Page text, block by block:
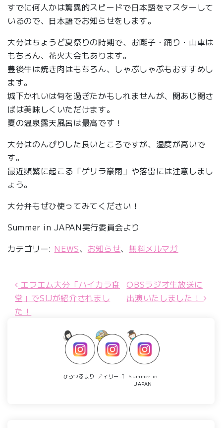
すでに何人かは驚異的スピードで日本語をマスターして
いるので、日本語でお知らせをします。
大分はちょうど夏祭りの時期で、お囃子・踊り・山車は
もちろん、花火大会もあります。
豊後牛は焼き肉はもちろん、しゃぶしゃぶもおすすめし
ます。
城下かれいは旬を過ぎたかもしれませんが、関あじ関さ
ばは美味しくいただけます。
夏の温泉露天風呂は最高です！
大分はのんびりした良いところですが、湿度が高いで
す。
最近頻繁に起こる「ゲリラ豪雨」や落雷には注意しまし
ょう。
大分弁もぜひ使ってみてください！
Summer in JAPAN実行委員会より
カテゴリー: NEWS、 お知らせ、 無料メルマガ
投稿ナビゲーション
エフエム大分「ハイカラ食
堂」でSIJが紹介されまし
た！
OBSラジオ生放送に
出演いたしました！
ひろつるまり ディリーゴ
Summer in
JAPAN